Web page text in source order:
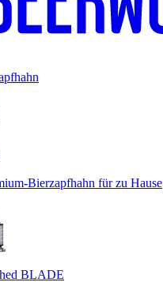
Bierzapfhahn für zu Hause
BLADE